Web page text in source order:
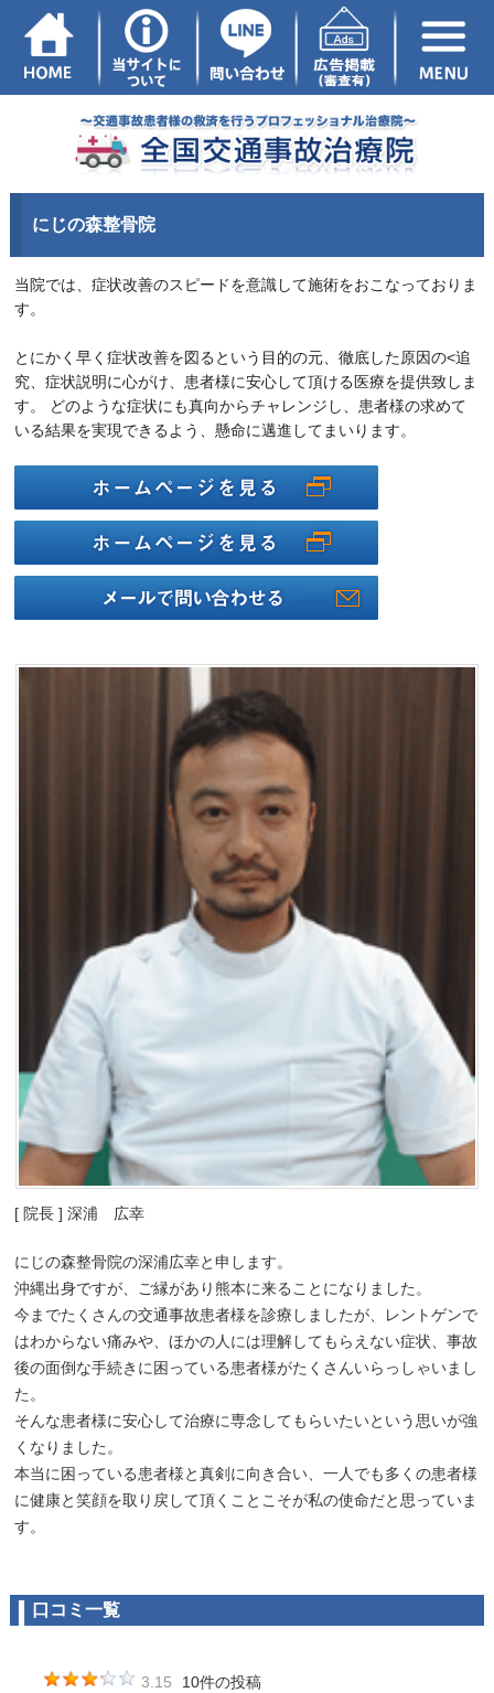
にじの森整骨院
当院では、症状改善のスピードを意識して施術をおこなっておりま
す。
とにかく早く症状改善を図るという目的の元、徹底した原因の<追
究、症状説明に心がけ、患者様に安心して頂ける医療を提供致しま
す。 どのような症状にも真向からチャレンジし、患者様の求めて
いる結果を実現できるよう、懸命に邁進してまいります。
[ 院長 ] 深浦 広幸
にじの森整骨院の深浦広幸と申します。
沖縄出身ですが、ご縁があり熊本に来ることになりました。
今までたくさんの交通事故患者様を診療しましたが、レントゲンで
はわからない痛みや、ほかの人には理解してもらえない症状、事故
後の面倒な手続きに困っている患者様がたくさんいらっしゃいまし
た。
そんな患者様に安心して治療に専念してもらいたいという思いが強
くなりました。
本当に困っている患者様と真剣に向き合い、一人でも多くの患者様
に健康と笑顔を取り戻して頂くことこそが私の使命だと思っていま
す。
口コミ一覧
3.15 10件の投稿